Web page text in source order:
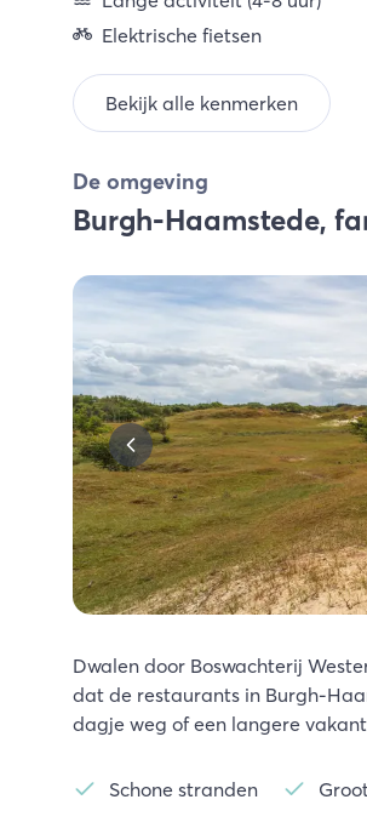
Elektrische fietsen
Bekijk alle kenmerken
De omgeving
Burgh-Haamstede,
Dwalen door Boswachterij
dat de restaurants in Burgh-
dagje weg of een langere
Schone stranden